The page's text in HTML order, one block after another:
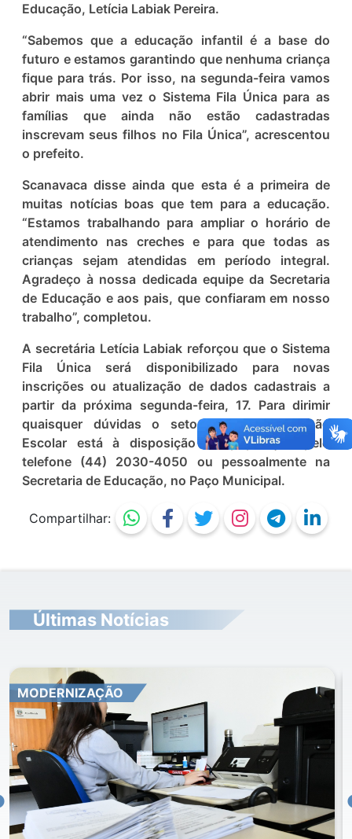
Educação, Letícia Labiak Pereira.
“Sabemos que a educação infantil é a base do
futuro e estamos garantindo que nenhuma criança
fique para trás. Por isso, na segunda-feira vamos
abrir mais uma vez o Sistema Fila Única para as
famílias que ainda não estão cadastradas
inscrevam seus filhos no Fila Única”, acrescentou
o prefeito.
Scanavaca disse ainda que esta é a primeira de
muitas notícias boas que tem para a educação.
“Estamos trabalhando para ampliar o horário de
atendimento nas creches e para que todas as
crianças sejam atendidas em período integral.
Agradeço à nossa dedicada equipe da Secretaria
de Educação e aos pais, que confiaram em nosso
trabalho”, completou.
A secretária Letícia Labiak reforçou que o Sistema
Fila Única será disponibilizado para novas
inscrições ou atualização de dados cadastrais a
partir da próxima segunda-feira, 17. Para dirimir
quaisquer dúvidas o setor de Documentação
Escolar está à disposição da população pelo
telefone (44) 2030-4050 ou pessoalmente na
Secretaria de Educação, no Paço Municipal.
Compartilhar:
Últimas Notícias
MODERNIZAÇÃO